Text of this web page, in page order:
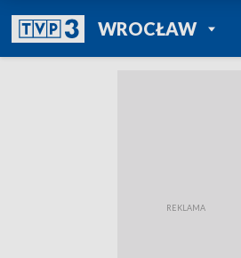
WROCŁAWPOWRÓT DO
TVP REGIONY